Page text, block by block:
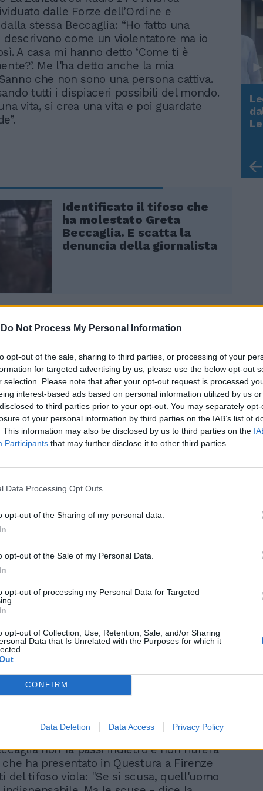
Do Not Process My Personal Information
opt-out of the sale, sharing to third parties, or processing of your
for targeted advertising by us, please use the below opt-out
selection. Please note that after your opt-out request is processed
interest-based ads based on personal information utilized by us
to third parties prior to your opt-out. You may separately
of your personal information by third parties on the IAB’s list of
This information may also be disclosed by us to third parties on the
Participants that may further disclose it to other third parties.
Data Processing Opt Outs
opt-out of the Sharing of my personal data.
opt-out of the Sale of my Personal Data.
opt-out of processing my Personal Data for Targeted
opt-out of Collection, Use, Retention, Sale, and/or Sharing
Data that Is Unrelated with the Purposes for which it
CONFIRM
Data Deletion Data Access Privacy Policy
dalle Forze dell’Ordine e
stessa Beccaglia: “Ho fatto una
descrivono come un violentatore ma io
A casa mi hanno detto ‘Come ti è
Me l'ha detto anche la mia
che non sono una persona cattiva.
tutti i dispiaceri possibili del mondo.
vita, si crea una vita e poi guardate
Identificato il tifoso che
ha molestato Greta
Beccaglia. E scatta la
denuncia della giornalista
ristoratore di 45 anni di Chiaravalle,
sul sedere si dice pentito: “Sono
non sono un delinquente”.
avvocato dell’uomo, è sulla stessa
“Auspico una composizione
felice se la dottoressa conoscesse
imprenditore, una bravissima persona,
suo gesto è inutile da commentare, mi
dire che nel gesto di Serrani, quanto
intenzioni, non c'era alcuna
di tipo sessuale”.
Greta Beccaglia, per il
Empoli
non fa passi indietro e non ritirerà
ha presentato in Questura a Firenze
del tifoso viola: "Se si scusa, quell'uomo